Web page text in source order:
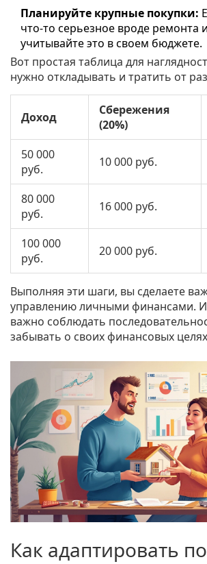
Планируйте крупные покупки:
что-то серьезное вроде ремонта
учитывайте это в своем бюджете.
Вот простая таблица для
нужно откладывать и тратить от
Доход
Сбережения
(20%)
50 000
руб.
10 000 руб.
80 000
руб.
16 000 руб.
100 000
руб.
20 000 руб.
Выполняя эти шаги, вы сделаете
управлению личными финансами.
важно соблюдать
забывать о своих финансовых
Как адаптировать